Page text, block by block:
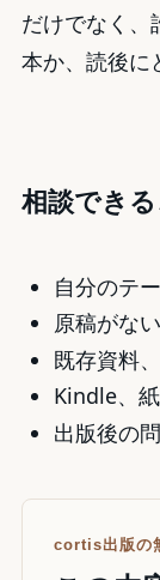
だけでなく、
本か、読後に
相談でき
自分のテ
原稿がな
既存資料
Kindle、
出版後の
cortis出版の